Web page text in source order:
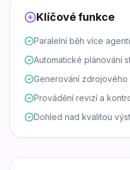
Klíčové funkce
Paralelní běh více
Automatické plánování
Generování
Provádění revizí a
Dohled nad kvalitou